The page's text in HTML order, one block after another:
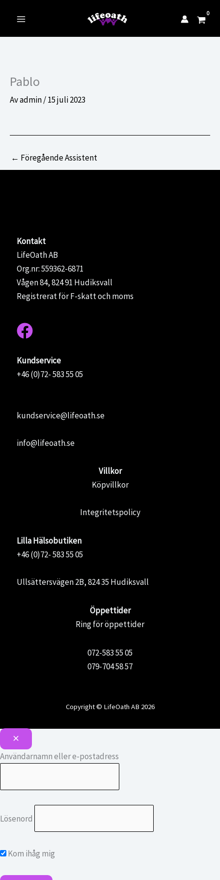
Pablo
Avadmin/15 juli 2023
← Föregående Assistent
Kontakt
LifeOath AB
Org.nr: 559362-6871
Vågen 84, 824 91 Hudiksvall
Registrerat för F-skatt och moms
Kundservice
+46 (0)72- 583 55 05
kundservice@lifeoath.se
info@lifeoath.se
Villkor
Köpvillkor
Integritetspolicy
Lilla Hälsobutiken
+46 (0)72- 583 55 05
Ullsättersvägen 2B, 824 35 Hudiksvall
Öppettider
Ring för öppettider
072-583 55 05
079-704 58 57
Copyright © LifeOath AB 2026
Användarnamn eller e-postadress
Lösenord
Kom ihåg mig